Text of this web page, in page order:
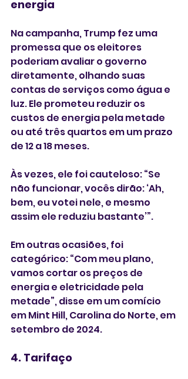
energia
Na campanha, Trump fez uma
promessa que os eleitores
poderiam avaliar o governo
diretamente, olhando suas
contas de serviços como água e
luz. Ele prometeu reduzir os
custos de energia pela metade
ou até três quartos em um prazo
de 12 a 18 meses.
Às vezes, ele foi cauteloso: “Se
não funcionar, vocês dirão: ‘Ah,
bem, eu votei nele, e mesmo
assim ele reduziu bastante’”.
Em outras ocasiões, foi
categórico: “Com meu plano,
vamos cortar os preços de
energia e eletricidade pela
metade”, disse em um comício
em Mint Hill, Carolina do Norte, em
setembro de 2024.
4. Tarifaço